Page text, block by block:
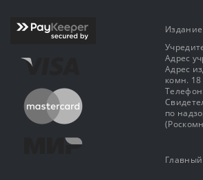
Издание
Адрес
Адрес
комн. 18
по